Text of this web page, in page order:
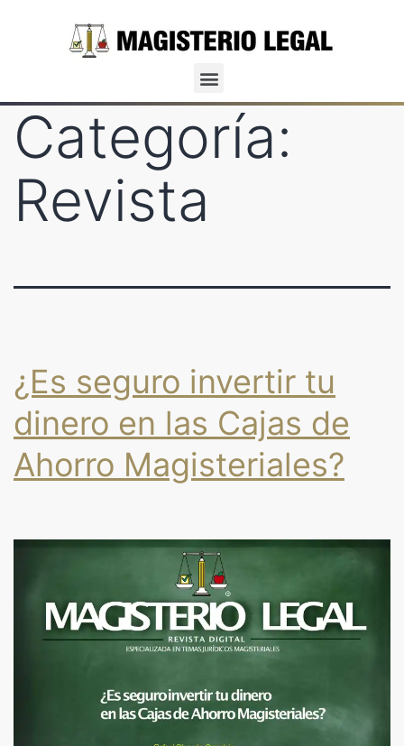
Categoría:
Revista
¿Es seguro invertir tu
dinero en las Cajas de
Ahorro Magisteriales?